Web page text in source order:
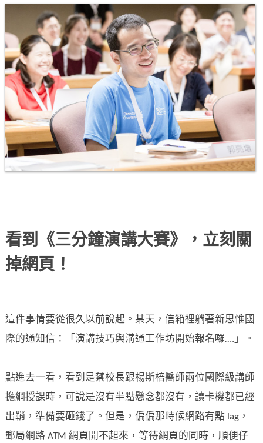
看到《三分鐘演講大賽》，立刻關
掉網頁！
這件事情要從很久以前說起。某天，信箱裡躺著新思惟國
際的通知信：「演講技巧與溝通工作坊開始報名囉….」。
點進去一看，看到是蔡校長跟楊斯棓醫師兩位國際級講師
擔綱授課時，可說是沒有半點懸念都沒有，讀卡機都已經
出鞘，準備要砸錢了。但是，偏偏那時候網路有點 lag，
郵局網路 ATM 網頁開不起來，等待網頁的同時，順便仔